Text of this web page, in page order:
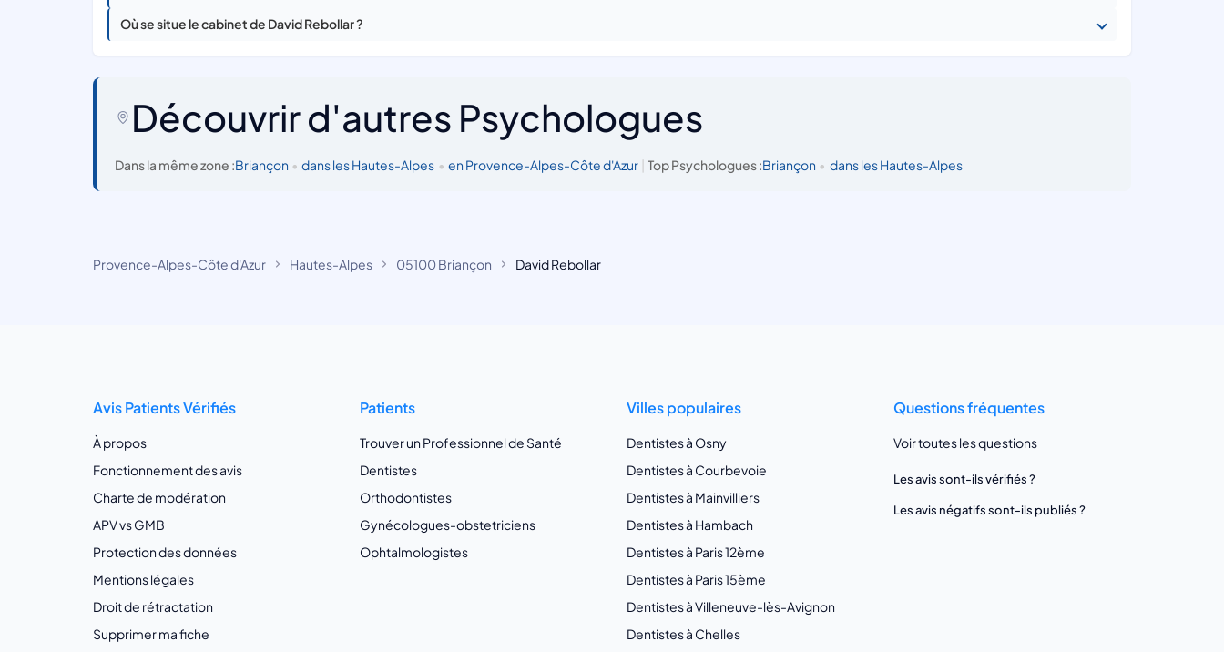
Où se situe le cabinet de David Rebollar ?
Découvrir d'autres Psychologues
Dans la même zone :Briançon • dans les Hautes-Alpes • en Provence-Alpes-Côte d'Azur | Top Psychologues :Briançon • dans les Hautes-Alpes
Provence-Alpes-Côte d'Azur Hautes-Alpes 05100 Briançon David Rebollar
Avis Patients Vérifiés
À propos
Fonctionnement des avis
Charte de modération
APV vs GMB
Protection des données
Mentions légales
Droit de rétractation
Supprimer ma fiche
Patients
Trouver un Professionnel de Santé
Dentistes
Orthodontistes
Gynécologues-obstetriciens
Ophtalmologistes
Villes populaires
Dentistes à Osny
Dentistes à Courbevoie
Dentistes à Mainvilliers
Dentistes à Hambach
Dentistes à Paris 12ème
Dentistes à Paris 15ème
Dentistes à Villeneuve-lès-Avignon
Dentistes à Chelles
Questions fréquentes
Voir toutes les questions
Les avis sont-ils vérifiés ?
Les avis négatifs sont-ils publiés ?